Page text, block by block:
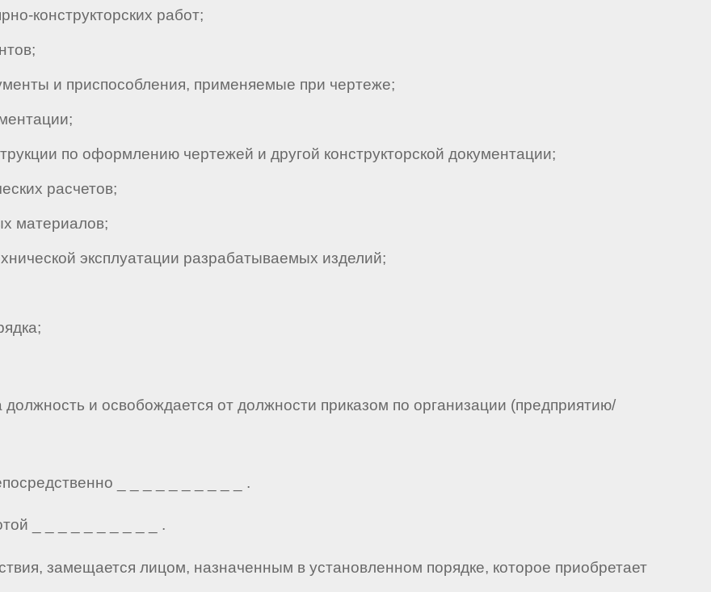
конструкторских работ;
и приспособления, применяемые при чертеже;
по оформлению чертежей и другой конструкторской документации;
расчетов;
материалов;
эксплуатации разрабатываемых изделий;
должность и освобождается от должности приказом по организации (предприятию/
_ _ _ _ _ _ _ _ _ _ .
_ _ _ _ _ _ _ _ _ _ .
замещается лицом, назначенным в установленном порядке, которое приобретает